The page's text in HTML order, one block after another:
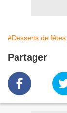
#Desserts de fêtes
Partager